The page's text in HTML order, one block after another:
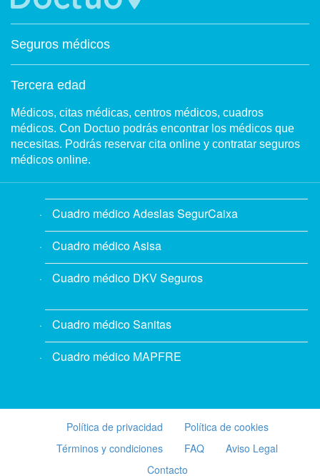
Seguros médicos
Tercera edad
Médicos, citas médicas, centros médicos, cuadros
médicos. Con Doctuo podrás encontrar los médicos que
necesitas. Podrás reservar cita online y contratar seguros
médicos online.
Cuadro médico Adeslas SegurCaixa
Cuadro médico Asisa
Cuadro médico DKV Seguros
Cuadro médico Sanitas
Cuadro médico MAPFRE
Política de privacidad
Política de cookies
Términos y condiciones
FAQ
Aviso Legal
Contacto